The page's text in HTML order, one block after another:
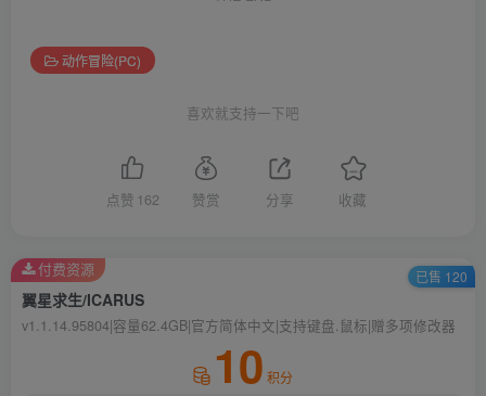
动作冒险(PC)
喜欢就支持一下吧
点赞 162 赞赏 分享 收藏
翼星求生/ICARUS
v1.1.14.95804|容量62.4GB|官方简体中文|支持键盘.鼠标|赠多项修改器
10 积分
付费资源 已售 120